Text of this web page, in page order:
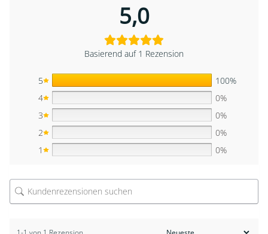
5,0
Basierend auf 1 Rezension
5
100%
4
0%
3
0%
2
0%
1
0%